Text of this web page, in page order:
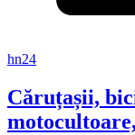
hn24
Căruțașii,